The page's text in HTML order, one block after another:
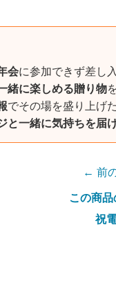
会に参加できず差し
緒に楽しめる贈り物
でその場を盛り上げ
と一緒に気持ちを届
← 前
この商
祝